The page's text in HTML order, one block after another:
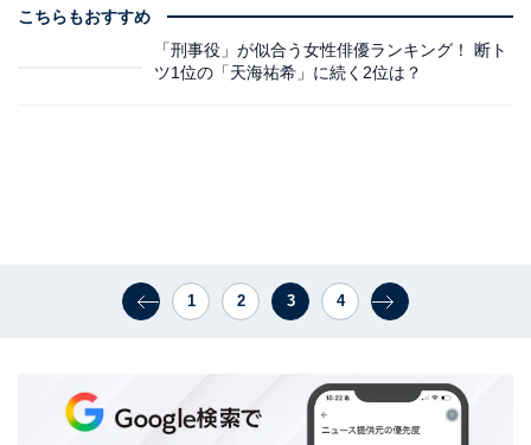
こちらもおすすめ
「刑事役」が似合う女性俳優ランキング！ 断ト
ツ1位の「天海祐希」に続く2位は？
1 2 3 4